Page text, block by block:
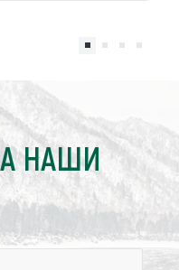
НАШИ